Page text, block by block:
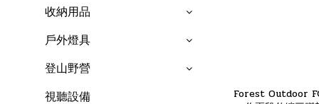
收納用品
戶外燈具
登山野營
視聽設備
Forest Outdoor